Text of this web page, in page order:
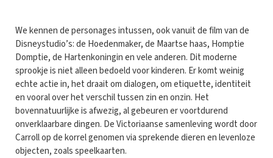
We kennen de personages intussen, ook vanuit de film van de
Disneystudio’s: de Hoedenmaker, de Maartse haas, Homptie
Domptie, de Hartenkoningin en vele anderen. Dit moderne
sprookje is niet alleen bedoeld voor kinderen. Er komt weinig
echte actie in, het draait om dialogen, om etiquette, identiteit
en vooral over het verschil tussen zin en onzin. Het
bovennatuurlijke is afwezig, al gebeuren er voortdurend
onverklaarbare dingen. De Victoriaanse samenleving wordt door
Carroll op de korrel genomen via sprekende dieren en levenloze
objecten, zoals speelkaarten.